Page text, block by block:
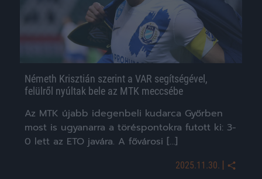
Németh Krisztián szerint a VAR segítségével,
felülről nyúltak bele az MTK meccsébe
Az MTK újabb idegenbeli kudarca Győrben
most is ugyanarra a töréspontokra futott ki: 3-
0 lett az ETO javára. A fővárosi […]
2025.11.30. |